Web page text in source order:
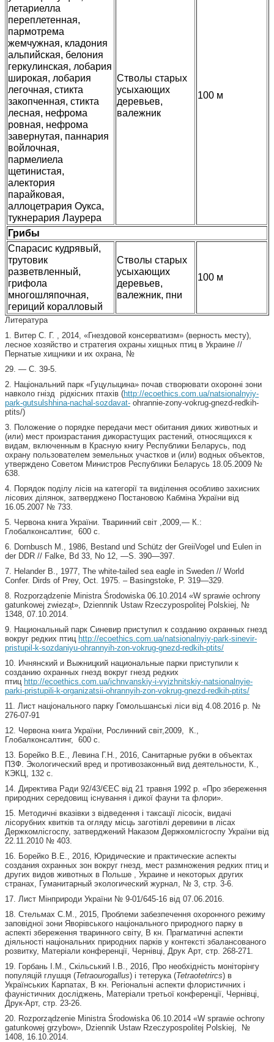
летариелла
переплетенная,
пармотрема
жемчужная, кладония
альпийская, белония
геркулинская, лобария
широкая, лобария
легочная, стикта
закопченная, стикта
лесная, нефрома
ровная, нефрома
завернутая, паннария
войлочная,
пармелиела
щетинистая,
алектория
парайковая,
аллоцетрария Оукса,
тукнерария Лаурера
Стволы старых
усыхающих
деревьев,
валежник
100 м
Грибы
Спарасис кудрявый,
трутовик
разветвленный,
грифола
многошляпочная,
гериций коралловый
Стволы старых
усыхающих
деревьев,
валежник, пни
100 м
Литература
1. Витер С. Г. , 2014, «Гнездовой консерватизм» (верность месту),
лесное хозяйство и стратегия охраны хищных птиц в Украине //
Пернатые хищники и их охрана, №
29. — С. 39-5.
2. Національний парк «Гуцулыцина» почав створювати охоронні зони
навколо гнізд рідкісних птахів (http://ecoethics.com.ua/natsionalnyiy-
park-gutsulshhina-nachal-sozdavat- ohrannie-zony-vokrug-gnezd-redkih-
ptits/)
3. Положение о порядке передачи мест обитания диких животных и
(или) мест произрастания дикорастущих растений, относящихся к
видам, включенным в Красную книгу Республики Беларусь, под
охрану пользователем земельных участков и (или) водных объектов,
утверждено Советом Министров Республики Беларусь 18.05.2009 №
638.
4. Порядок поділу лісів на категорії та виділення особливо захисних
лісових ділянок, затверджено Постановою Кабміна України від
16.05.2007 № 733.
5. Червона книга України. Тваринний світ ,2009,— К.:
Глобалконсалтинг, 600 с.
6. Dornbusch М., 1986, Bestand und Schütz der GreiiVogel und Eulen in
der DDR // Falke, Bd 33, No 12, —S. 390—397.
7. Helander В., 1977, The white-tailed sea eagle in Sweden // World
Confer. Dirds of Prey, Oct. 1975. – Basingstoke, P. 319—329.
8. Rozporządzenie Ministra Środowiska 06.10.2014 «W sprawie ochrony
gatunkowej zwieząt», Dziennnik Ustaw Rzeczypospolitej Polskiej, №
1348, 07.10.2014.
9. Национальный парк Синевир приступил к созданию охранных гнезд
вокруг редких птиц http://ecoethics.com.ua/natsionalnyiy-park-sinevir-
pristupil-k-sozdaniyu-ohrannyih-zon-vokrug-gnezd-redkih-ptits/
10. Ичнянский и Выжницкий национальные парки приступили к
созданию охранных гнезд вокруг гнезд редких
птиц http://ecoethics.com.ua/ichnvanskiy-i-vyizhnitskiy-natsionalnyie-
parki-pristupili-k-organizatsii-ohrannyih-zon-vokrug-gnezd-redkih-ptits/
11. Лист національного парку Гомольшанські ліси від 4.08.2016 р. №
276-07-91
12. Червона книга України, Рослинний світ,2009, К.,
Глобалконсалтинг, 600 с.
13. Борейко В.Е., Левина Г.Н., 2016, Санитарные рубки в объектах
ПЗФ. Экологический вред и противозаконный вид деятельности, К.,
КЭКЦ, 132 с.
14. Директива Ради 92/43/ЄЕС від 21 травня 1992 р. «Про збереження
природних середовищ існування і дикої фауни та флори».
15. Методичні вказівки з відведення і таксації лісосік, видачі
лісорубних квитків та огляду місць заготівлі деревини в лісах
Держкомлісгоспу, затверджений Наказом Держкомлісгоспу України від
22.11.2010 № 403.
16. Борейко В.Е., 2016, Юридические и практические аспекты
создания охранных зон вокруг гнезд, мест размножения редких птиц и
других видов животных в Польше , Украине и некоторых других
странах, Гуманитарный экологический журнал, № 3, стр. 3-6.
17. Лист Мінприроди України № 9-01/645-16 від 07.06.2016.
18. Стельмах С.М., 2015, Проблеми забезпечення охоронного режиму
заповідної зони Яворівського національного природного парку в
аспекті збереження тваринного світу, В кн. Прагматичні аспекти
діяльності національних природних парків у контексті збалансованого
розвитку, Матеріали конференції, Чернівці, Друк Арт, стр. 268-271.
19. Горбань І.М., Скільський І.В., 2016, Про необхідність моніторінгу
популяцій глушця (Tetrаourogallus) і тетерука (Tetrаotetrircs) в
Українських Карпатах, В кн. Регіональні аспекти флористичних і
фауністичних досліджень, Матеріали третьої конференції, Чернівці,
Друк-Арт, стр. 23-26.
20. Rozporządzenie Ministra Środowiska 06.10.2014 «W sprawie ochrony
gatunkowej grzybow», Dziennik Ustaw Rzeczypospolitej Polskiej, №
1408, 16.10.2014.